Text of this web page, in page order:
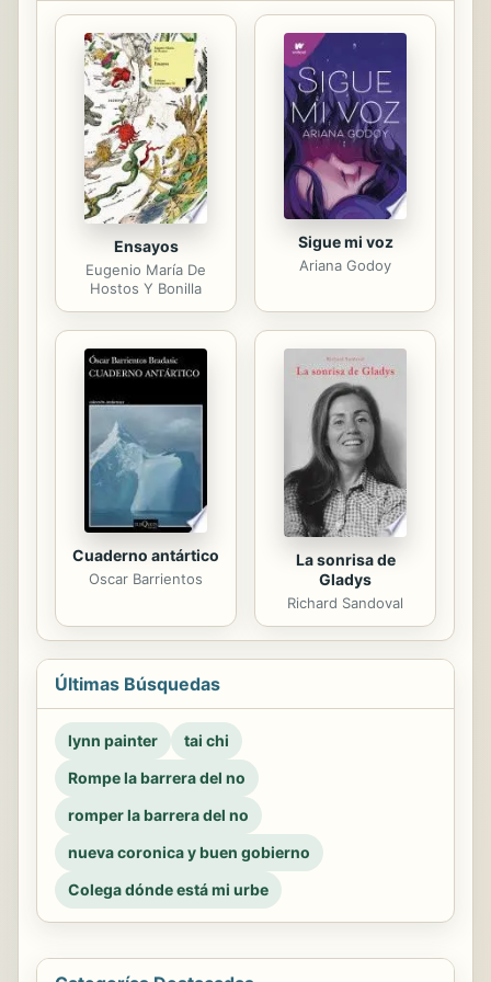
dramatico del genio de Salzburgo.
Ensayos
Eugenio María De
Hostos Y Bonilla
Sigue mi voz
Ariana Godoy
Cuaderno antártico
Oscar Barrientos
La sonrisa de
Gladys
Richard Sandoval
Últimas Búsquedas
lynn painter
tai chi
Rompe la barrera del no
romper la barrera del no
nueva coronica y buen gobierno
Colega dónde está mi urbe